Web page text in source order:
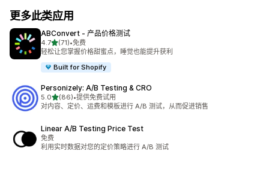
更多此类应用
ABConvert ‑ 产品价格测试
4.7星（满分 5 星）
(71)
总共 71 条评论
•免费
轻松让您掌握价格甜蜜点，睡觉也能提升获利
Built for Shopify
Personizely: A/B Testing & CRO
5.0星（满分 5 星）
(86)
总共 86 条评论
•提供免费试用
对内容、定价、运费和模板进行 A/B 测试，从而促进销售
Linear A/B Testing Price Test
免费
利用实时数据对您的定价策略进行 A/B 测试